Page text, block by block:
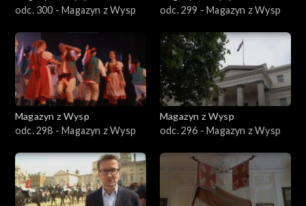
odc. 300 - Magazyn z Wysp
odc. 299 - Magazyn z Wysp
Magazyn z Wysp
odc. 298 - Magazyn z Wysp
Magazyn z Wysp
odc. 296 - Magazyn z Wysp